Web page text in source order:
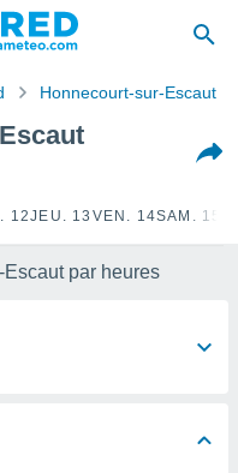
Honnecourt-sur-Escaut
12JEU. 13 VEN. 14SAM. 15
par heures